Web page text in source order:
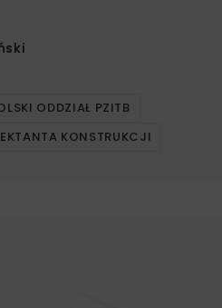
ODDZIAŁ PZITB
KONSTRUKCJI